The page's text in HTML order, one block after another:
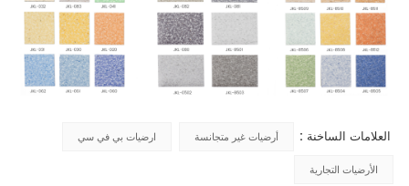
العلامات الساخنة : أرضيات غير متجانسة ارضيات بي في سي
الأرضيات التجارية